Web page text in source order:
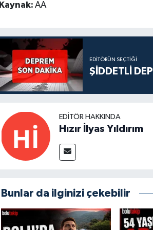
Kaynak: AA
EDITÖRÜN SEÇTIĞI
ŞİDDETLİ
EDITÖR HAKKINDA
Hızır İlyas Yıldırım
Bunlar da ilginizi çekebilir